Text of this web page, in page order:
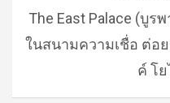
The East Palace (บู
ในสนามความเชื่อ ต่อ
ค์ โ